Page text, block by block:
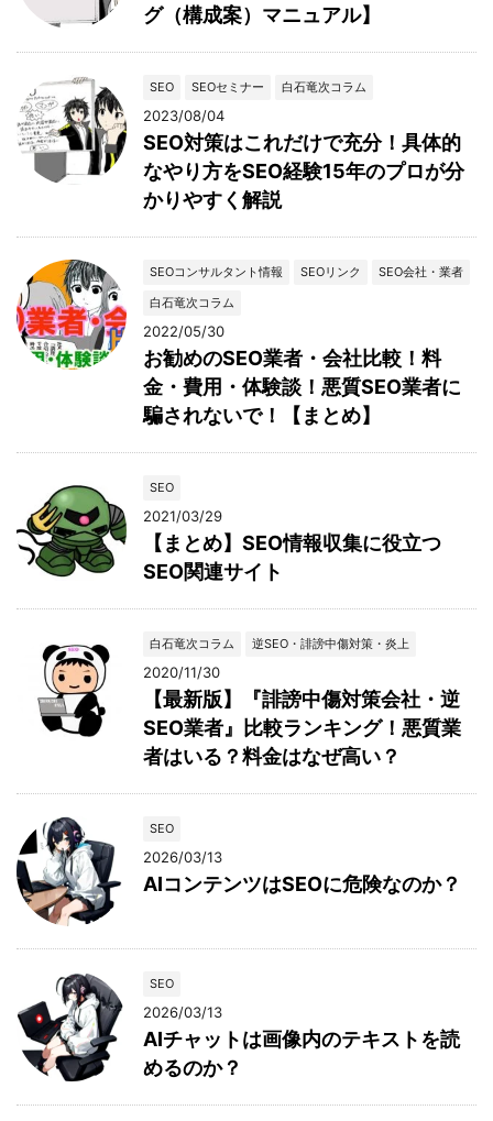
グ（構成案）マニュアル】
SEO SEOセミナー 白石竜次コラム
2023/08/04
SEO対策はこれだけで充分！具体的
なやり方をSEO経験15年のプロが分
かりやすく解説
SEOコンサルタント情報 SEOリンク
SEO会社・業者
白石竜次コラム
2022/05/30
お勧めのSEO業者・会社比較！料
金・費用・体験談！悪質SEO業者に
騙されないで！【まとめ】
SEO
2021/03/29
【まとめ】SEO情報収集に役立つ
SEO関連サイト
白石竜次コラム 逆SEO・誹謗中傷対策・炎上
2020/11/30
【最新版】『誹謗中傷対策会社・逆
SEO業者』比較ランキング！悪質業
者はいる？料金はなぜ高い？
SEO
2026/03/13
AIコンテンツはSEOに危険なのか？
SEO
2026/03/13
AIチャットは画像内のテキストを読
めるのか？